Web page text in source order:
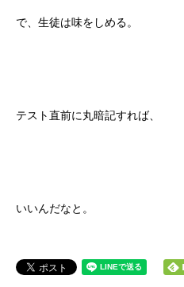
で、生徒は味をしめる。
テスト直前に丸暗記すれば、
いいんだなと。